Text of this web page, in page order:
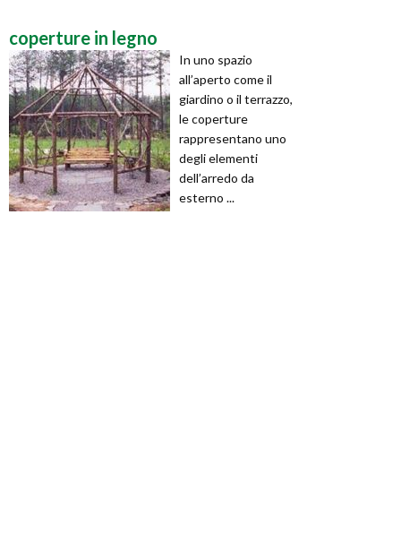
coperture in legno
In uno spazio
all’aperto come il
giardino o il terrazzo,
le coperture
rappresentano uno
degli elementi
dell’arredo da
esterno ...